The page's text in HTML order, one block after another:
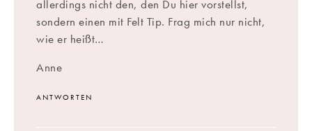
allerdings nicht den, den Du hier vorstellst,
sondern einen mit Felt Tip. Frag mich nur nicht,
wie er heißt…
Anne
ANTWORTEN